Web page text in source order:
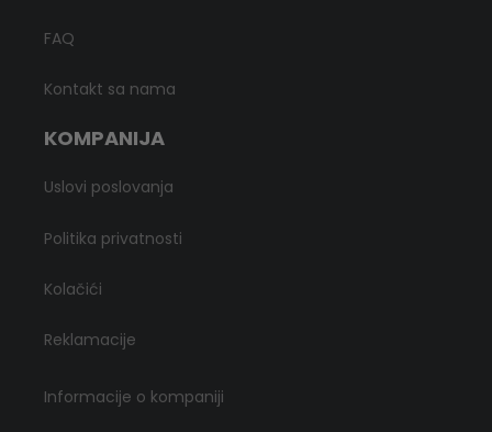
FAQ
Kontakt sa nama
KOMPANIJA
Uslovi poslovanja
Politika privatnosti
Kolačići
Reklamacije
Informacije o kompaniji